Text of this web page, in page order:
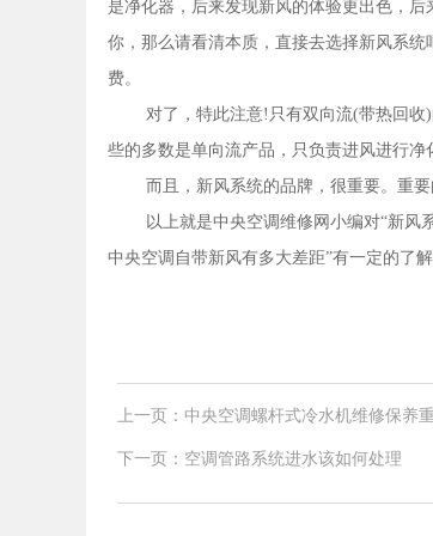
是净化器，后来发现新风的体验更出色，
你，那么请看清本质，直接去选择新风系
费。
对了，特此注意!只有双向流(带热回
些的多数是单向流产品，只负责进风进行净
而且，新风系统的品牌，很重要。重
以上就是中央空调维修网小编对“新风
中央空调自带新风有多大差距”有一定的了
上一页：中央空调螺杆式冷水机维修保养
下一页：空调管路系统进水该如何处理